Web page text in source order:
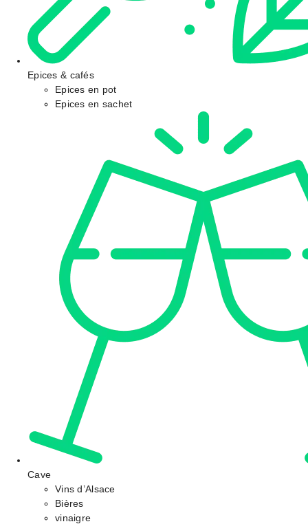
Epices & cafés
Epices en pot
Epices en sachet
Cave
Vins d’Alsace
Bières
vinaigre